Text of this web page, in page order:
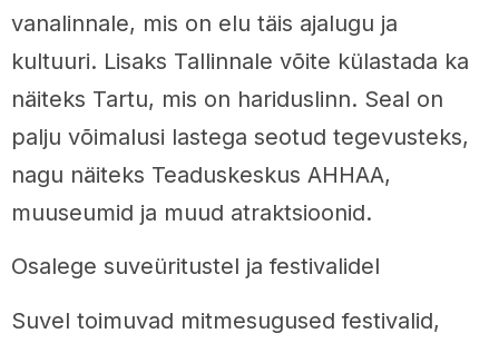
vanalinnale, mis on elu täis ajalugu ja
kultuuri. Lisaks Tallinnale võite külastada ka
näiteks Tartu, mis on hariduslinn. Seal on
palju võimalusi lastega seotud tegevusteks,
nagu näiteks Teaduskeskus AHHAA,
muuseumid ja muud atraktsioonid.
Osalege suveüritustel ja festivalidel
Suvel toimuvad mitmesugused festivalid,